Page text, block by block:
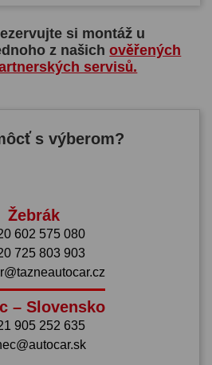
si montáž u
z našichověřených
servisů.
s výberom?
Žebrák
602 575 080
725 803 903
– Slovensko
905 252 635